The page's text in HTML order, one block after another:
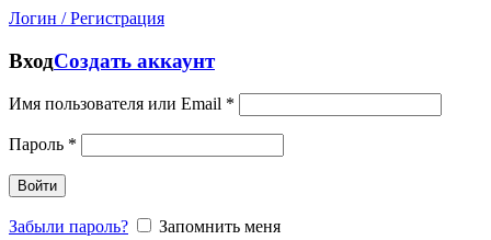
Логин / Регистрация
ВходСоздать аккаунт
Имя пользователя или Email *
Пароль *
Войти
Забыли пароль?
Запомнить меня